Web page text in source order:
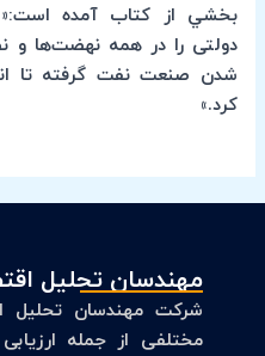
بخشي از كتاب آمده است:«
دولتی را در همه نهضت‌ها و
شدن صنعت نفت گرفته تا
کرد.»
مهندسان تحلیل
شرکت مهندسان تحلیل
مختلفی از جمله